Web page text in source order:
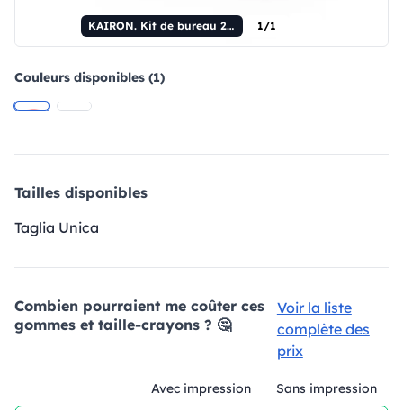
KAIRON. Kit de bureau 2 en 1, fabriqué à partir de papier 100% recyclé, avec 6 blocs-notes adhésifs. 1/1
Couleurs disponibles (1)
Tailles disponibles
Taglia Unica
Combien pourraient me coûter ces
gommes et taille-crayons ? 🤔
Voir la liste
complète des
prix
Avec impression Sans impression